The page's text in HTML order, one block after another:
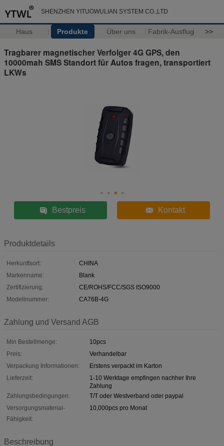
SHENZHEN YITUOWULIAN SYSTEM CO.,LTD
Haus Produkte Über uns Fabrik-Ausflug >>
Tragbarer magnetischer Verfolger 4G GPS, den
10000mah SMS Standort für Autos fragen, transportiert
LKWs
Bestpreis Kontakt
Produktdetails
Herkunftsort:
CHINA
Markenname:
Blank
Zertifizierung:
CE/ROHS/FCC/SGS ISO9000
Modellnummer:
CA76B-4G
Zahlung und Versand AGB
Min Bestellmenge:
10pcs
Preis:
Verhandelbar
Verpackung Informationen:
Erstens verpackt im Karton
Lieferzeit:
1-10 Werktage empfingen nachher Ihre
Zahlung
Zahlungsbedingungen:
T/T oder Westverband oder paypal
Versorgungsmaterial-
Fähigkeit:
10,000pcs pro Monat
Beschreibung